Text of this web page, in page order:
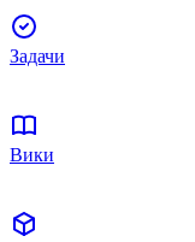
Задачи
Вики